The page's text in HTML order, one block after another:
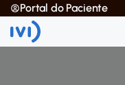
Portal do Paciente